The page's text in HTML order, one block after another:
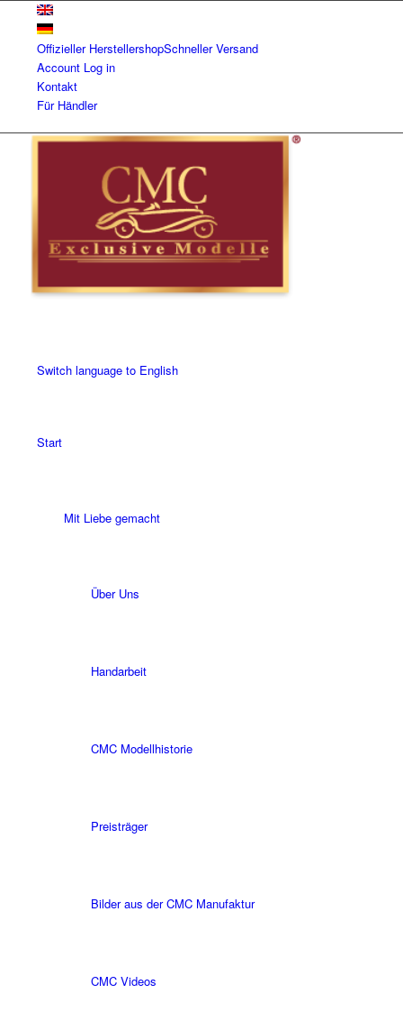
Offizieller HerstellershopSchneller Versand
Account Log in
Kontakt
Für Händler
Switch language to English
Start
Mit Liebe gemacht
Über Uns
Handarbeit
CMC Modellhistorie
Preisträger
Bilder aus der CMC Manufaktur
CMC Videos